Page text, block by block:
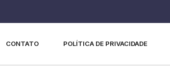
CONTATO POLÍTICA DE PRIVACIDADE